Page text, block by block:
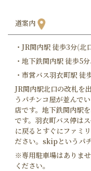
道案内
・JR関内駅 徒歩3分(北
・地下鉄関内駅 徒歩5
・市営バス羽衣町駅 徒
JR関内駅北口の改札を
うパチンコ屋が並んで
店です。地下鉄関内駅
です。羽衣町バス停は
に戻るとすぐにファミ
ださい。skipというパ
※専用駐車場はありま
ください。